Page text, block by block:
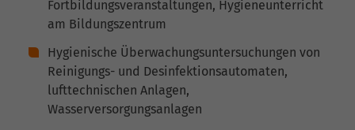
Fortbildungsveranstaltungen, Hygieneunterricht
am Bildungszentrum
Hygienische Überwachungsuntersuchungen von
Reinigungs- und Desinfektionsautomaten,
lufttechnischen Anlagen,
Wasserversorgungsanlagen